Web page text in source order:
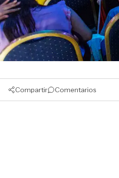
Compartir Comentarios